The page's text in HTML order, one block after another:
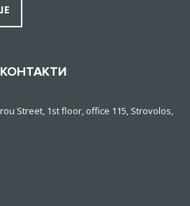
КОНТАКТИ
Street, 1st floor, office 115, Strovolos,